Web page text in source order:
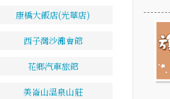
康橋大飯店(光華店)
西子灣沙灘會館
花鄉汽車旅館
美崙山溫泉山莊